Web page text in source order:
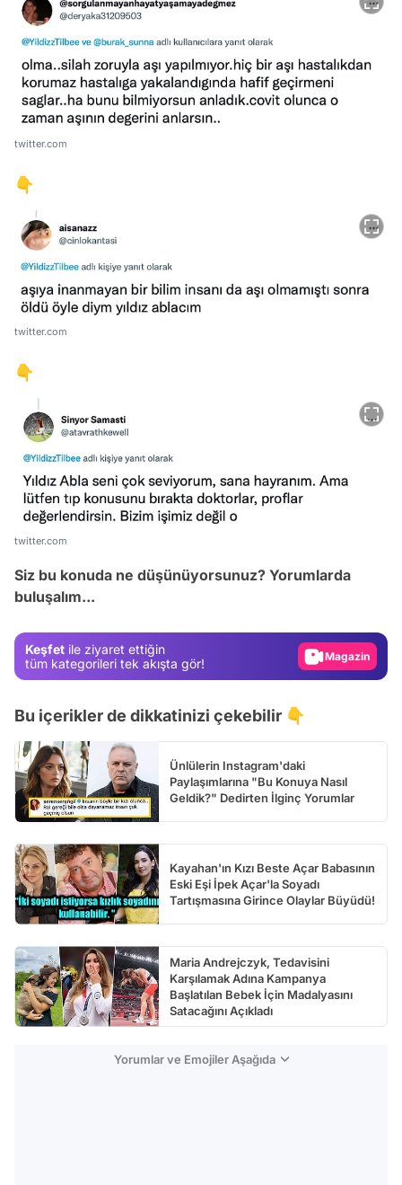
twitter.com
👇
twitter.com
👇
twitter.com
Siz bu konuda ne düşünüyorsunuz? Yorumlarda
buluşalım...
Keşfet ile ziyaret ettiğin
tüm kategorileri tek akışta gör!
Video
Bu içerikler de dikkatinizi çekebilir 👇
Ünlülerin Instagram'daki
Paylaşımlarına "Bu Konuya Nasıl
Geldik?" Dedirten İlginç Yorumlar
Kayahan'ın Kızı Beste Açar Babasının
Eski Eşi İpek Açar'la Soyadı
Tartışmasına Girince Olaylar Büyüdü!
Maria Andrejczyk, Tedavisini
Karşılamak Adına Kampanya
Başlatılan Bebek İçin Madalyasını
Satacağını Açıkladı
Yorumlar ve Emojiler Aşağıda